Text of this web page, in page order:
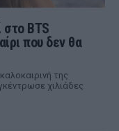
BTS
που δεν θα
της
χιλιάδες